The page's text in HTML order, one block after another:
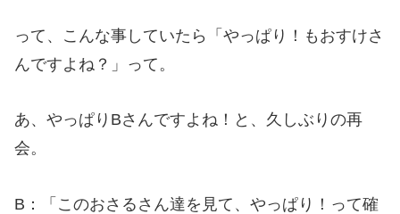
って、こんな事していたら「やっぱり！もおすけさ
んですよね？」って。
あ、やっぱりBさんですよね！と、久しぶりの再
会。
B：「このおさるさん達を見て、やっぱり！って確